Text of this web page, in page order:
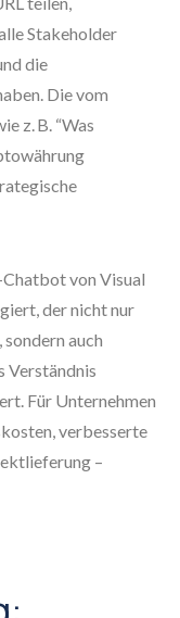
Stakeholder
die
Die vom
z. B. “Was
von Visual
der nicht nur
auch
Verständnis
Für Unternehmen
verbesserte
–